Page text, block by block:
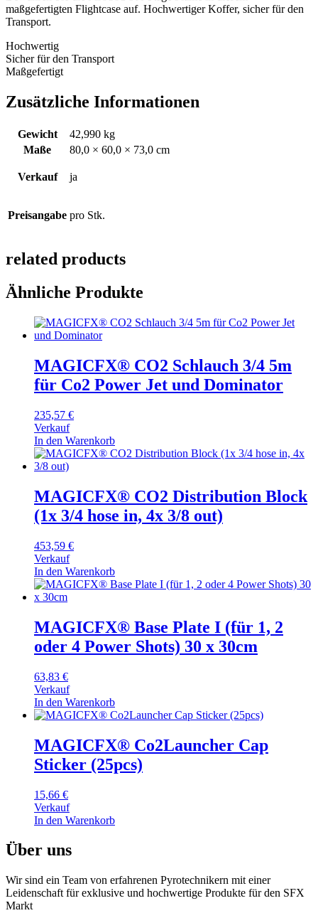
maßgefertigten Flightcase auf. Hochwertiger Koffer, sicher für den
Transport.
Hochwertig
Sicher für den Transport
Maßgefertigt
Zusätzliche Informationen
Gewicht
42,990 kg
Maße
80,0 × 60,0 × 73,0 cm
Verkauf ja
Preisangabe pro Stk.
related products
Ähnliche Produkte
MAGICFX® CO2 Schlauch 3/4 5m
für Co2 Power Jet und Dominator
235,57 €
Verkauf
In den Warenkorb
MAGICFX® CO2 Distribution Block
(1x 3/4 hose in, 4x 3/8 out)
453,59 €
Verkauf
In den Warenkorb
MAGICFX® Base Plate I (für 1, 2
oder 4 Power Shots) 30 x 30cm
63,83 €
Verkauf
In den Warenkorb
MAGICFX® Co2Launcher Cap
Sticker (25pcs)
15,66 €
Verkauf
In den Warenkorb
Über uns
Wir sind ein Team von erfahrenen Pyrotechnikern mit einer
Leidenschaft für exklusive und hochwertige Produkte für den SFX
Markt